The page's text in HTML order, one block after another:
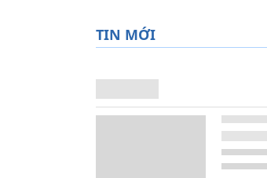
TIN MỚI